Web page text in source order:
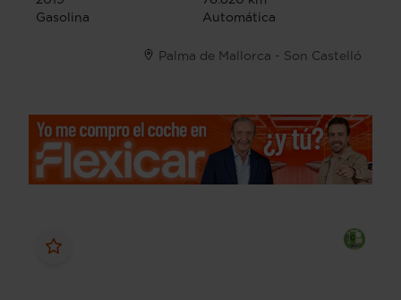
Gasolina
Automática
Palma de Mallorca - Son Castelló